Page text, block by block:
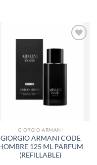
AÑADIR
LISTA
GIORGIO ARMANI
GIORGIO ARMANI CODE
125 ML PARFUM
(REFILLABLE)